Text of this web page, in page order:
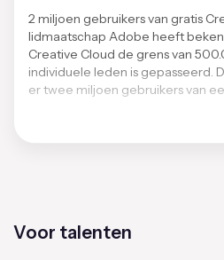
2 miljoen gebruikers van gratis
lidmaatschap Adobe heeft
Creative Cloud de grens van
individuele leden is gepasseerd.
er twee miljoen gebruikers van
Voor talenten